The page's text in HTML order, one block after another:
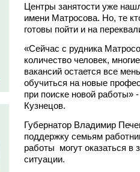
Центры занятости уже
имени Матросова. Но, те
готовы пойти и на
«Сейчас с рудника
количество человек,
вакансий остается все
обучиться на новые
при поиске новой работы»
Кузнецов.
Губернатор Владимир
поддержку семьям
работы могут оказаться в
ситуации.